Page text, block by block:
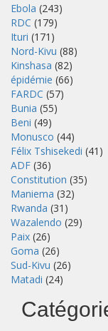
Ebola (243)
RDC (179)
Ituri (171)
Nord-Kivu (88)
Kinshasa (82)
épidémie (66)
FARDC (57)
Bunia (55)
Beni (49)
Monusco (44)
Félix Tshisekedi (41)
ADF (36)
Constitution (35)
Maniema (32)
Rwanda (31)
Wazalendo (29)
Paix (26)
Goma (26)
Sud-Kivu (26)
Matadi (24)